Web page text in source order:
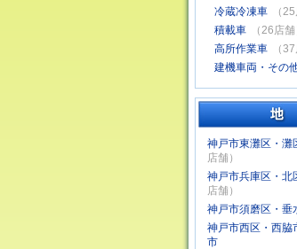
冷蔵冷凍車
（
積載車
（26店舗
高所作業車
（
建機車両・その
神戸市東灘区・灘
店舗）
神戸市兵庫区・北
店舗）
神戸市須磨区・垂
神戸市西区・西脇
市